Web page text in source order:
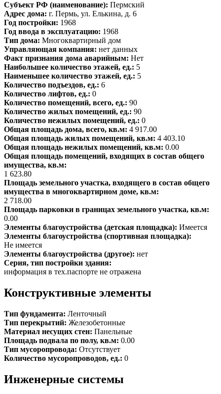
Субъект РФ (наименование): Пермский
Адрес дома: г. Пермь, ул. Елькина, д. 6
Год постройки: 1968
Год ввода в эксплуатацию: 1968
Тип дома: Многоквартирный дом
Управляющая компания: нет данных
Факт признания дома аварийным: Нет
Наибольшее количество этажей, ед.: 5
Наименьшее количество этажей, ед.: 5
Количество подъездов, ед.: 6
Количество лифтов, ед.: 0
Количество помещений, всего, ед.: 90
Количество жилых помещений, ед.: 90
Количество нежилых помещений, ед.: 0
Общая площадь дома, всего, кв.м: 4 917.00
Общая площадь жилых помещений, кв.м: 4 403.10
Общая площадь нежилых помещений, кв.м: 0.00
Общая площадь помещений, входящих в состав общего
имущества, кв.м:
1 623.80
Площадь земельного участка, входящего в состав общего
имущества в многоквартирном доме, кв.м:
2 718.00
Площадь парковки в границах земельного участка, кв.м:
0.00
Элементы благоустройства (детская площадка): Имеется
Элементы благоустройства (спортивная площадка):
Не имеется
Элементы благоустройства (другое): нет
Серия, тип постройки здания:
информация в тех.паспорте не отражена
Конструктивные элементы
Тип фундамента: Ленточный
Тип перекрытий: Железобетонные
Материал несущих стен: Панельные
Площадь подвала по полу, кв.м: 0.00
Тип мусоропровода: Отсутствует
Количество мусоропроводов, ед.: 0
Инженерные системы